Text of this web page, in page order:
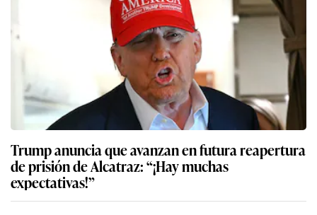
Trump anuncia que avanzan en futura reapertura
de prisión de Alcatraz: “¡Hay muchas
expectativas!”